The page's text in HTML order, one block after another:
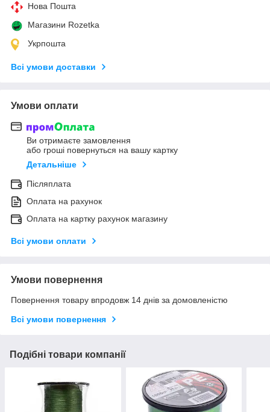
Нова Пошта
Магазини Rozetka
Укрпошта
Всі умови доставки
Умови оплати
Ви отримаєте замовлення
або гроші повернуться на вашу картку
Детальніше
Післяплата
Оплата на рахунок
Оплата на картку рахунок магазину
Всі умови оплати
Умови повернення
Повернення товару впродовж 14 днів за домовленістю
Всі умови повернення
Подібні товари компанії